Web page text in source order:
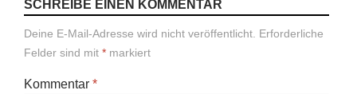
SCHREIBE EINEN KOMMENTAR
Deine E-Mail-Adresse wird nicht veröffentlicht. Erforderliche
Felder sind mit * markiert
Kommentar *